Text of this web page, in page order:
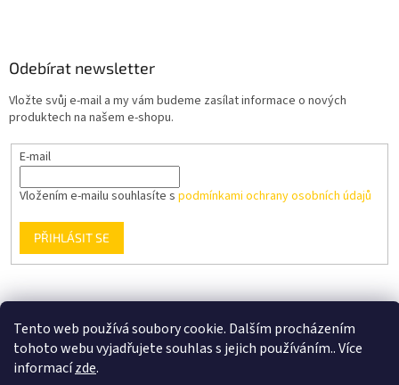
Tento web používá soubory cookie. Dalším procházením
tohoto webu vyjadřujete souhlas s jejich používáním.. Více
informacízde.
Odebírat newsletter
Vložte svůj e-mail a my vám budeme zasílat informace o nových
produktech na našem e-shopu.
E-mail
Vložením e-mailu souhlasíte s podmínkami ochrany osobních údajů
PŘIHLÁSIT SE
Podmínky ochrany osobních údajů Obchodní podmínky